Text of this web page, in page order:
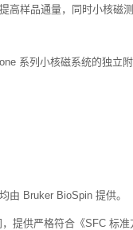
高样品通量，同时小核磁
系列小核磁系统的独立
由 Bruker BioSpin 提供。
提供严格符合《SFC 标